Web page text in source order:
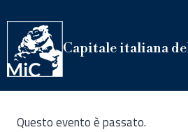
al
contenuto
Capitale italiana
Questo evento è passato.